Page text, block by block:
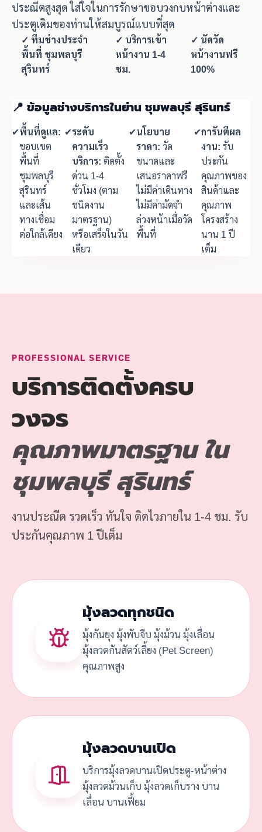
ประณีตสูงสุด ใส่ใจในการรักษาขอบวงกบหน้าต่างและ
ประตูเดิมของท่านให้สมบูรณ์แบบที่สุด
✓ ทีมช่างประจำ
พื้นที่ ชุมพลบุรี
สุรินทร์
✓ บริการเข้า
หน้างาน 1-4
ชม.
✓ นัดวัด
หน้างานฟรี
100%
📍 ข้อมูลช่างบริการในย่าน ชุมพลบุรี สุรินทร์
✔พื้นที่ดูแล:
ขอบเขต
พื้นที่
ชุมพลบุรี
สุรินทร์
และเส้น
ทางเชื่อม
ต่อใกล้เคียง
✔ระดับ
ความเร็ว
บริการ: ติดตั้ง
ด่วน 1-4
ชั่วโมง (ตาม
ชนิดงาน
มาตรฐาน)
หรือเสร็จในวัน
เดียว
✔นโยบาย
ราคา: วัด
ขนาดและ
เสนอราคาฟรี
ไม่มีค่าเดินทาง
ไม่มีค่ามัดจำ
ล่วงหน้าเมื่อวัด
พื้นที่
✔การันตีผล
งาน: รับ
ประกัน
คุณภาพของ
สินค้าและ
คุณภาพ
โครงสร้าง
นาน 1 ปี
เต็ม
PROFESSIONAL SERVICE
บริการติดตั้งครบ
วงจร
คุณภาพมาตรฐาน ใน
ชุมพลบุรี สุรินทร์
งานประณีต รวดเร็ว ทันใจ ติดไวภายใน 1-4 ชม. รับ
ประกันคุณภาพ 1 ปีเต็ม
มุ้งลวดทุกชนิด
มุ้งกันยุง มุ้งพับจีบ มุ้งม้วน มุ้งเลื่อน
มุ้งลวดกันสัตว์เลี้ยง (Pet Screen)
คุณภาพสูง
มุ้งลวดบานเปิด
บริการมุ้งลวดบานเปิดประตู-หน้าต่าง
มุ้งลวดม้วนเก็บ มุ้งลวดเก็บราง บาน
เลื่อน บานเฟี้ยม